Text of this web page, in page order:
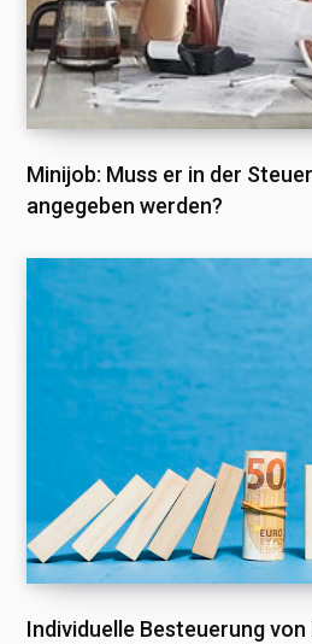
Minijob: Muss er in der
angegeben werden?
Individuelle Besteuerung